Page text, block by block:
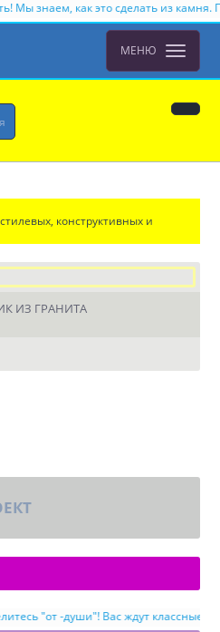
знаем, как это сделать из камня.
МЕНЮ
конструктивных и
для объектов
ИЗ ГРАНИТА
"от -души"! Вас ждут классные